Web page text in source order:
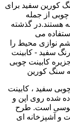
کورین سفید برای
از جمله
هستند.در گذشته
می
نوازی محیط را
سفید - کابینت
کابینت چوبی
سنگ کورین
سفید ، کابینت
شده روی اپن و
طوسی است. طرح
و آشپزخانه ای